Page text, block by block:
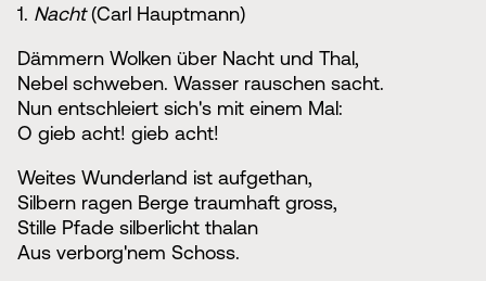
1. Nacht(Carl Hauptmann)
Dämmern Wolken über Nacht und Thal,
Nebel schweben. Wasser rauschen sacht.
Nun entschleiert sich's mit einem Mal:
O gieb acht! gieb acht!
Weites Wunderland ist aufgethan,
Silbern ragen Berge traumhaft gross,
Stille Pfade silberlicht thalan
Aus verborg'nem Schoss.